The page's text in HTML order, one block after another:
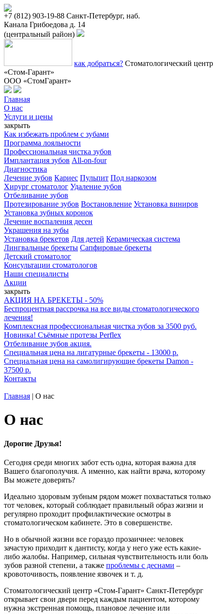
+7 (812) 903-19-88 Санкт-Петербург, наб.
Канала Грибоедова д. 14
(центральный район)
как добраться? Стоматологический центр
«Стом-Гарант»
ООО «СтомГарант»
Главная
О нас
Услуги и цены
закрыть
Как избежать проблем с зубами
Программа лояльности
Профессиональная чистка зубов
Имплантация зубов All-on-four
Диагностика
Лечение зубов Кариес Пульпит Под наркозом
Хирург стоматолог Удаление зубов
Отбеливание зубов
Протезирование зубов Востановление Установка виниров
Установка зубных коронок
Лечение воспаления десен
Украшения на зубы
Установка брекетов Для детей Керамическая система
Лингвальные брекеты Сапфировые брекеты
Детский стоматолог
Консультации стоматологов
Наши специалисты
Акции
закрыть
АКЦИЯ НА БРЕКЕТЫ - 50%
Беспроцентная рассрочка на все виды стоматологического
лечения!
Комплексная профессиональная чистка зубов за 3500 руб.
Новинка! Съёмные протезы Perflex
Отбеливание зубов акция.
Специальная цена на лигатурные брекеты - 13000 р.
Специальная цена на самолигирующие брекеты Damon -
37500 р.
Контакты
Главная | О нас
О нас
Дорогие Друзья!
Сегодня среди многих забот есть одна, которая важна для
Вашего благополучия. А именно, как найти врача, которому
Вы можете доверять?
Идеально здоровым зубным рядом может похвастаться только
тот человек, который соблюдает правильный образ жизни и
регулярно проходит профилактические осмотры в
стоматологическом кабинете. Это в совершенстве.
Но в обычной жизни все гораздо прозаичнее: человек
зачастую приходит к дантисту, когда у него уже есть какие-
либо жалобы. Например, сильная чувствительность или боль
зубов разной степени, а также проблемы с деснами –
кровоточивость, появление язвочек и т. д.
Стоматологический центр «Стом-Гарант» Санкт-Петербург
открывает свои двери перед каждым пациентом, которому
нужна экстренная помощь, плановое лечение или